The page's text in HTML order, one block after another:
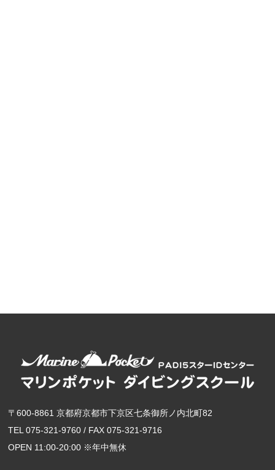
〒600-8861 京都府京都市下京区七条御所ノ内北町82
TEL 075-321-9760 / FAX 075-321-9716
OPEN 11:00-20:00 ※年中無休